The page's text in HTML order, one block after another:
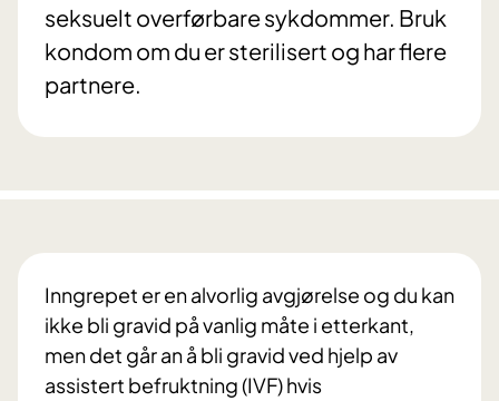
seksuelt overførbare sykdommer. Bruk
kondom om du er sterilisert og har flere
partnere.
Inngrepet er en alvorlig avgjørelse og du kan
ikke bli gravid på vanlig måte i etterkant,
men det går an å bli gravid ved hjelp av
assistert befruktning (IVF) hvis